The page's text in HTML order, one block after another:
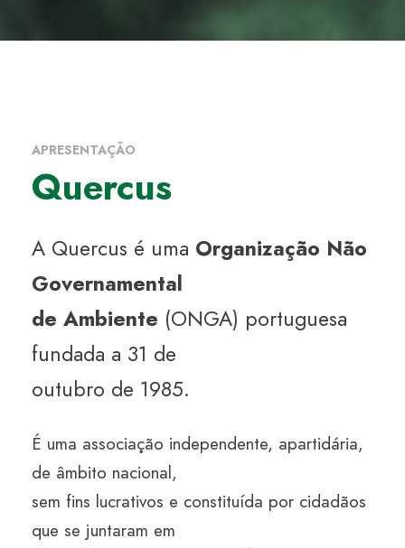
APRESENTAÇÃO
Quercus
A Quercus é uma Organização Não
Governamental
de Ambiente (ONGA) portuguesa
fundada a 31 de
outubro de 1985.
É uma associação independente, apartidária,
de âmbito nacional,
sem fins lucrativos e constituída por cidadãos
que se juntaram em